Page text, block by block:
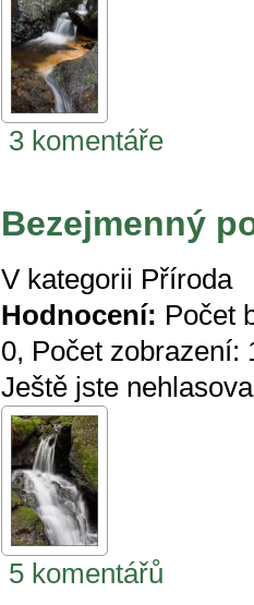
3 komentáře
Bezejmenný
V kategorii Příroda
Hodnocení: Počet
0, Počet zobrazení:
Ještě jste
5 komentářů